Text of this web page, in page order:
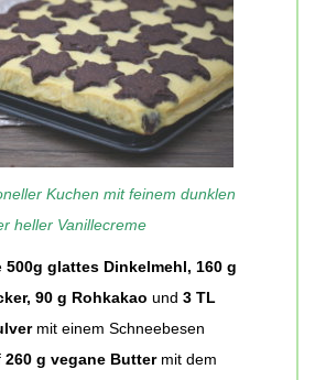
Kuchen mit feinem dunklen
heller Vanillecreme
500g glattes Dinkelmehl, 160 g
90 g Rohkakao und 3 TL
mit einem Schneebesen
260 g vegane Buttermit dem